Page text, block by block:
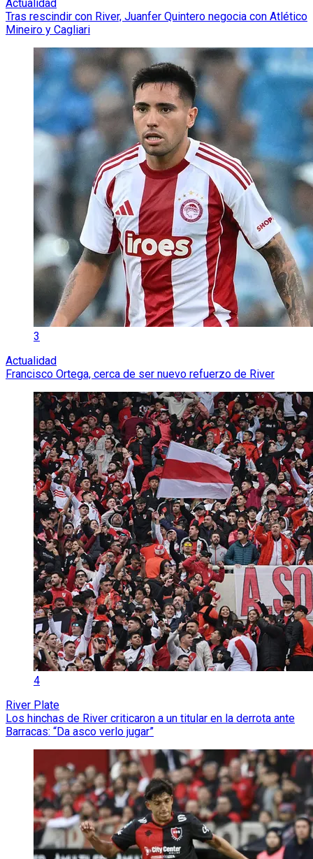
Actualidad
Tras rescindir con River, Juanfer Quintero negocia con Atlético
Mineiro y Cagliari
3
Actualidad
Francisco Ortega, cerca de ser nuevo refuerzo de River
4
River Plate
Los hinchas de River criticaron a un titular en la derrota ante
Barracas: “Da asco verlo jugar”